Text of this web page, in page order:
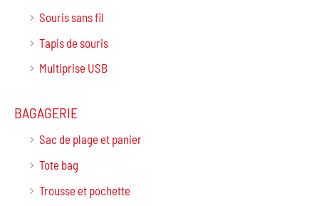
Souris sans fil
Tapis de souris
Multiprise USB
BAGAGERIE
Sac de plage et panier
Tote bag
Trousse et pochette